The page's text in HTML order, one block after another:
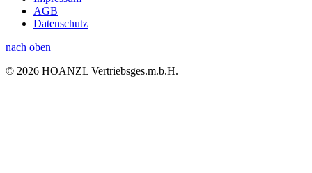
AGB
Datenschutz
nach oben
© 2026 HOANZL Vertriebsges.m.b.H.